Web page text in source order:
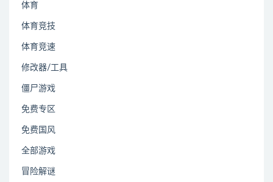
体育
体育竞技
体育竞速
修改器/工具
僵尸游戏
免费专区
免费国风
全部游戏
冒险解谜